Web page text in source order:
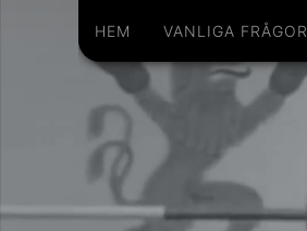
HEM VANLIGA FRÅGOR